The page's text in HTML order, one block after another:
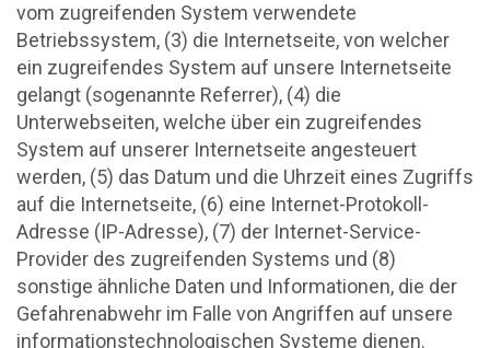
vom zugreifenden System verwendete
Betriebssystem, (3) die Internetseite, von welcher
ein zugreifendes System auf unsere Internetseite
gelangt (sogenannte Referrer), (4) die
Unterwebseiten, welche über ein zugreifendes
System auf unserer Internetseite angesteuert
werden, (5) das Datum und die Uhrzeit eines Zugriffs
auf die Internetseite, (6) eine Internet-Protokoll-
Adresse (IP-Adresse), (7) der Internet-Service-
Provider des zugreifenden Systems und (8)
sonstige ähnliche Daten und Informationen, die der
Gefahrenabwehr im Falle von Angriffen auf unsere
informationstechnologischen Systeme dienen.